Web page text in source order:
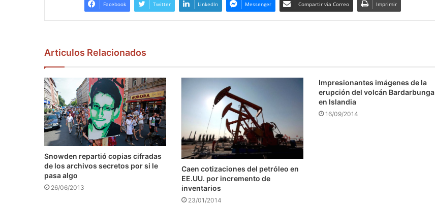
Facebook Twitter LinkedIn Messenger Compartir via Correo Imprimir
Articulos Relacionados
Snowden repartió copias cifradas
de los archivos secretos por si le
pasa algo
26/06/2013
Caen cotizaciones del petróleo en
EE.UU. por incremento de
inventarios
23/01/2014
Impresionantes imágenes de la
erupción del volcán Bardarbunga
en Islandia
16/09/2014